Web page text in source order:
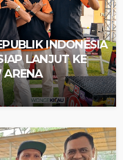
INDONESIA
LANJUT KE
ARENA